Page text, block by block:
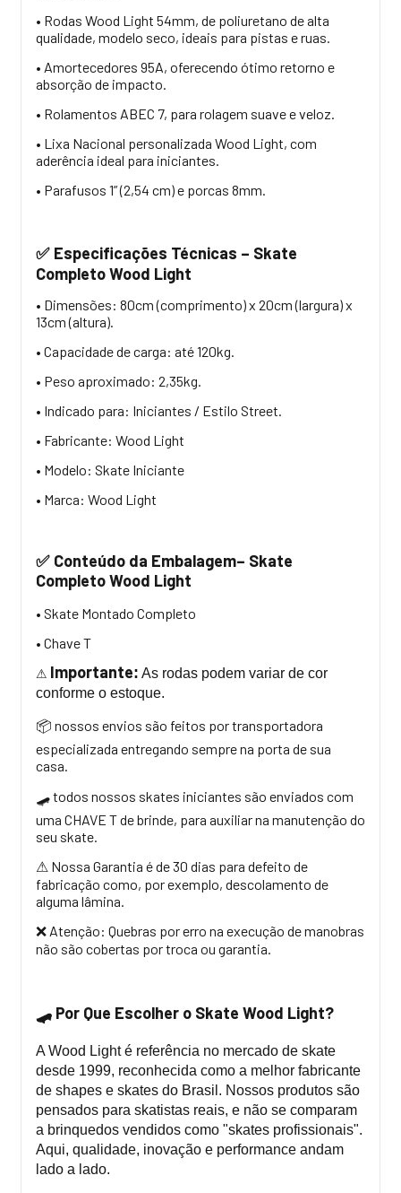
• Rodas Wood Light 54mm, de poliuretano de alta
qualidade, modelo seco, ideais para pistas e ruas.
• Amortecedores 95A, oferecendo ótimo retorno e
absorção de impacto.
• Rolamentos ABEC 7, para rolagem suave e veloz.
• Lixa Nacional personalizada Wood Light, com
aderência ideal para iniciantes.
• Parafusos 1” (2,54 cm) e porcas 8mm.
✅ Especificações Técnicas – Skate
Completo Wood Light
• Dimensões: 80cm (comprimento) x 20cm (largura) x
13cm (altura).
• Capacidade de carga: até 120kg.
• Peso aproximado: 2,35kg.
• Indicado para: Iniciantes / Estilo Street.
• Fabricante: Wood Light
• Modelo: Skate Iniciante
• Marca: Wood Light
✅ Conteúdo da Embalagem– Skate
Completo Wood Light
• Skate Montado Completo
• Chave T
⚠ Importante: As rodas podem variar de cor
conforme o estoque.
📦 nossos envios são feitos por transportadora
especializada entregando sempre na porta de sua
casa.
🛹todos nossos skates iniciantes são enviados com
uma CHAVE T de brinde, para auxiliar na manutenção do
seu skate.
⚠ Nossa Garantia é de 30 dias para defeito de
fabricação como, por exemplo, descolamento de
alguma lâmina.
❌ Atenção: Quebras por erro na execução de manobras
não são cobertas por troca ou garantia.
🛹 Por Que Escolher o Skate Wood Light?
A Wood Light é referência no mercado de skate
desde 1999, reconhecida como a melhor fabricante
de shapes e skates do Brasil. Nossos produtos são
pensados para skatistas reais, e não se comparam
a brinquedos vendidos como "skates profissionais".
Aqui, qualidade, inovação e performance andam
lado a lado.